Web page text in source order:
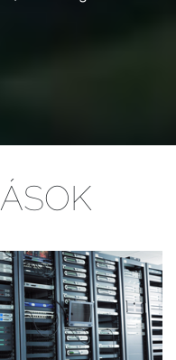
rendelkező
és mindkét funkciót
fejállomás megoldások...